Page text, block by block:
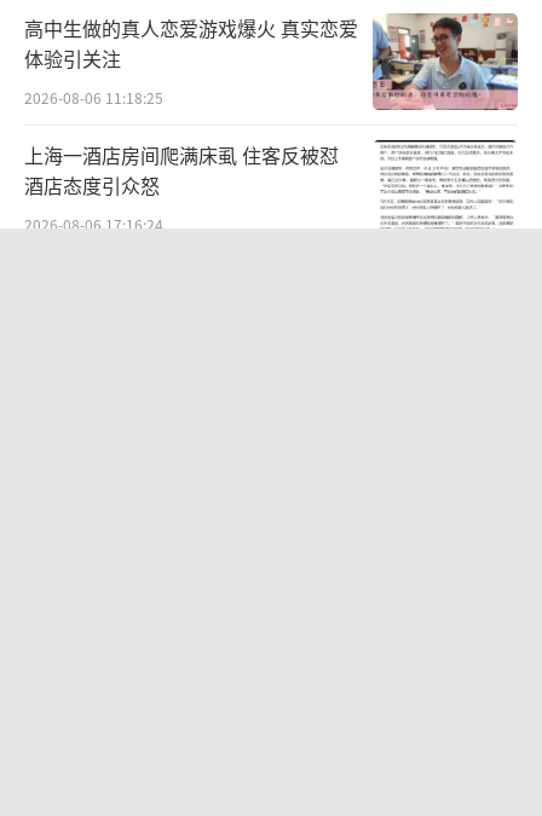
高中生做的真人恋爱游戏爆火 真实恋爱
体验引关注
2026-08-06 11:18:25
上海一酒店房间爬满床虱 住客反被怼
酒店态度引众怒
2026-08-06 17:16:24